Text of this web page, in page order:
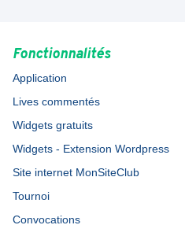
Fonctionnalités
Application
Lives commentés
Widgets gratuits
Widgets - Extension Wordpress
Site internet MonSiteClub
Tournoi
Convocations